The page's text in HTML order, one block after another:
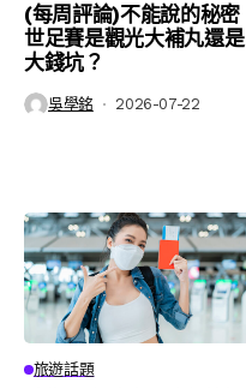
(每周評論)不能說的秘密
世足賽是觀光大補丸還是
大錢坑？
吳學銘 2026-07-22
旅遊話題